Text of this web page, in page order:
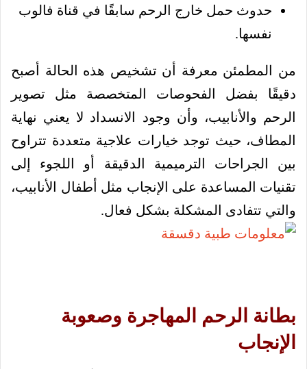
حدوث حمل خارج الرحم سابقًا في قناة فالوب
نفسها.
من المطمئن معرفة أن تشخيص هذه الحالة أصبح
دقيقًا بفضل الفحوصات المتخصصة مثل تصوير
الرحم والأنابيب، وأن وجود الانسداد لا يعني نهاية
المطاف، حيث توجد خيارات علاجية متعددة تتراوح
بين الجراحات الترميمية الدقيقة أو اللجوء إلى
تقنيات المساعدة على الإنجاب مثل أطفال الأنابيب،
والتي تتفادى المشكلة بشكل فعال.
بطانة الرحم المهاجرة وصعوبة
الإنجاب